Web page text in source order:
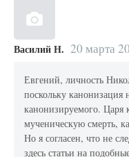
Василий Н. 20 марта
Евгений, личность
поскольку канонизация
канонизируемого. Царя
мученическую смерть,
Но я согласен, что не
здесь статьи на